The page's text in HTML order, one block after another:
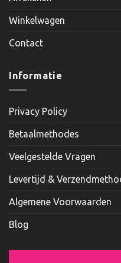
Winkelwagen
Contact
Informatie
Privacy Policy
Betaalmethodes
Veelgestelde Vragen
Levertijd &
Algemene Voorwaarden
Blog